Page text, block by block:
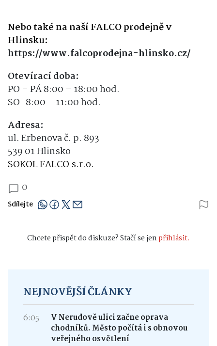
Nebo také na naší FALCO prodejně v
Hlinsku:
https://www.falcoprodejna-hlinsko.cz/
Otevírací doba:
PO – PÁ 8:00 – 18:00 hod.
SO 8:00 – 11:00 hod.
Adresa:
ul. Erbenova č. p. 893
539 01 Hlinsko
SOKOL FALCO s.r.o.
0
Sdílejte
Chcete přispět do diskuze? Stačí se jenpřihlásit.
NEJNOVĚJŠÍ ČLÁNKY
6:05
V Nerudově ulici začne oprava
chodníků. Město počítá i s obnovou
veřejného osvětlení